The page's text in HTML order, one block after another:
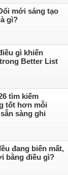
mới sáng tạo
gì?
gì khiến
Better List
tìm kiếm
tốt hơn mỗi
sàng ghi
đang biến mất,
bằng điều gì?